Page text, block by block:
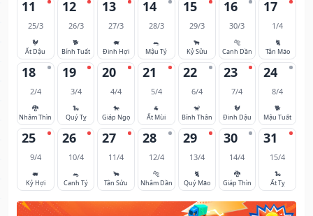
11
25/3
🐓
Ất Dậu
12
26/3
🐕
Bính Tuất
13
27/3
🐖
Đinh Hợi
14
28/3
🐀
Mậu Tý
15
29/3
🐂
Kỷ Sửu
16
30/3
🐅
Canh Dần
17
1/4
🐈
Tân Mão
18
2/4
🐉
Nhâm Thìn
19
3/4
🐍
Quý Tỵ
20
4/4
🐎
Giáp Ngọ
21
5/4
🐐
Ất Mùi
22
6/4
🐒
Bính Thân
23
7/4
🐓
Đinh Dậu
24
8/4
🐕
Mậu Tuất
25
9/4
🐖
Kỷ Hợi
26
10/4
🐀
Canh Tý
27
11/4
🐂
Tân Sửu
28
12/4
🐅
Nhâm Dần
29
13/4
🐈
Quý Mão
30
14/4
🐉
Giáp Thìn
31
15/4
🐍
Ất Tỵ